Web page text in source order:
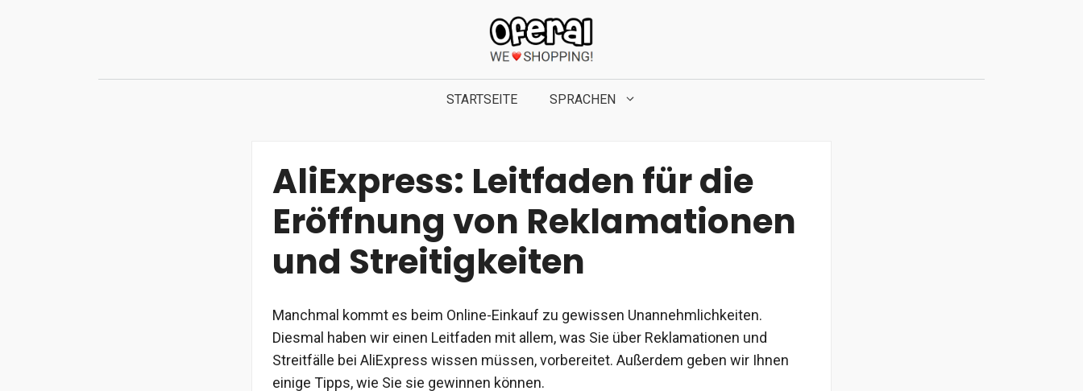
STARTSEITE SPRACHEN
AliExpress: Leitfaden für die
Eröffnung von Reklamationen
und Streitigkeiten
Manchmal kommt es beim Online-Einkauf zu gewissen Unannehmlichkeiten.
Diesmal haben wir einen Leitfaden mit allem, was Sie über Reklamationen und
Streitfälle bei AliExpress wissen müssen, vorbereitet. Außerdem geben wir Ihnen
einige Tipps, wie Sie sie gewinnen können.